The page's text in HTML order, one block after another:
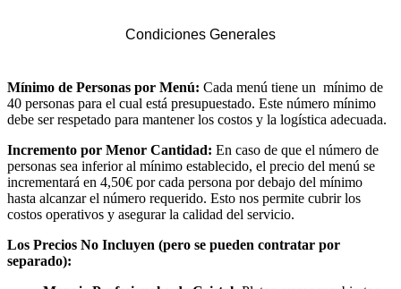
Condiciones Generales
Mínimo de Personas por Menú: Cada menú tiene un mínimo de
40 personas para el cual está presupuestado. Este número mínimo
debe ser respetado para mantener los costos y la logística adecuada.
Incremento por Menor Cantidad: En caso de que el número de
personas sea inferior al mínimo establecido, el precio del menú se
incrementará en 4,50€ por cada persona por debajo del mínimo
hasta alcanzar el número requerido. Esto nos permite cubrir los
costos operativos y asegurar la calidad del servicio.
Los Precios No Incluyen (pero se pueden contratar por
separado):